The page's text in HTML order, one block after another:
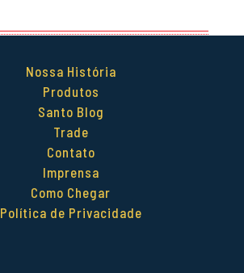
Nossa História
Produtos
Santo Blog
Trade
Contato
Imprensa
Como Chegar
Política de Privacidade